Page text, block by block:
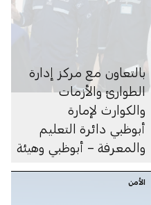
بالتعاون مع مركز إدارة
الطوارئ والأزمات
والكوارث لإمارة
أبوظبي دائرة التعليم
والمعرفة – أبوظبي وهيئة
تُجريان زيارات تفتيشية
الأمن